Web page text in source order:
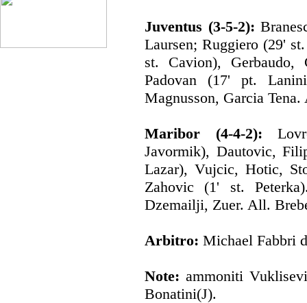
Juventus (3-5-2):
Laursen; Ruggiero (29'
st. Cavion),
Padovan (17' pt.
Magnusson, Garcia
Maribor (4-4-2):
Javormik), Dautovic,
Lazar), Vujcic, Hotic,
Zahovic (1' st.
Dzemailji, Zuer. All.
Arbitro: Michael Fabbri
Note: ammoniti
Bonatini(J).